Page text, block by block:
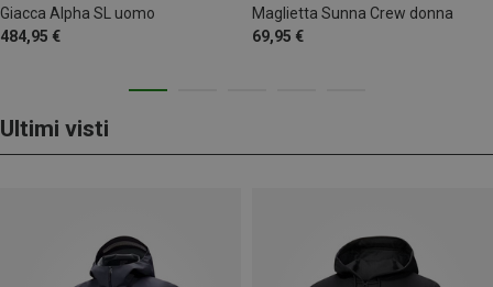
Giacca Alpha SL uomo
484,95 €
Maglietta Sunna Crew donna
69,95 €
Ultimi visti